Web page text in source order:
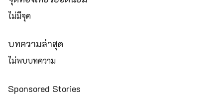
ไม่มีจุด
บทความล่าสุด
ไม่พบบทความ
Sponsored Stories